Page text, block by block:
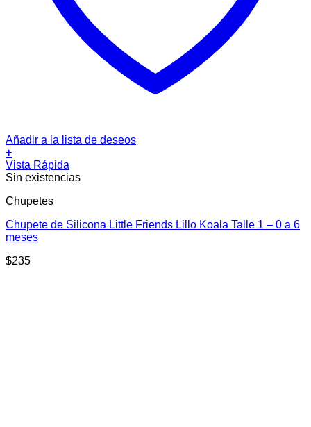
Añadir a la lista de deseos
+
Vista Rápida
Sin existencias
Chupetes
Chupete de Silicona Little Friends Lillo Koala Talle 1 – 0 a 6
meses
$235